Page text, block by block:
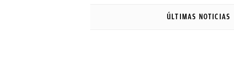
ÚLTIMAS NOTICIAS